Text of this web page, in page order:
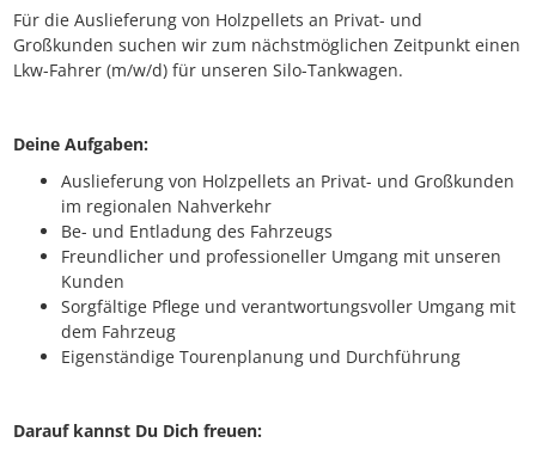
Für die Auslieferung von Holzpellets an Privat- und
Großkunden suchen wir zum nächstmöglichen Zeitpunkt einen
Lkw-Fahrer (m/w/d) für unseren Silo-Tankwagen.
Deine Aufgaben:
Auslieferung von Holzpellets an Privat- und Großkunden
im regionalen Nahverkehr
Be- und Entladung des Fahrzeugs
Freundlicher und professioneller Umgang mit unseren
Kunden
Sorgfältige Pflege und verantwortungsvoller Umgang mit
dem Fahrzeug
Eigenständige Tourenplanung und Durchführung
Darauf kannst Du Dich freuen: